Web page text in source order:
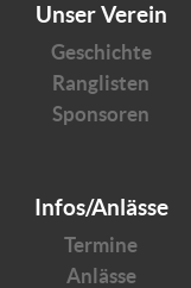
Unser Verein
Geschichte
Ranglisten
Sponsoren
Infos/Anlässe
Termine
Anlässe